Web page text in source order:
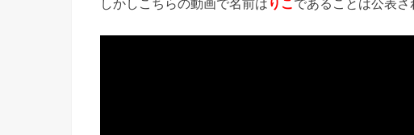
しかしこちらの動画で名前は りこ であることは公表さ